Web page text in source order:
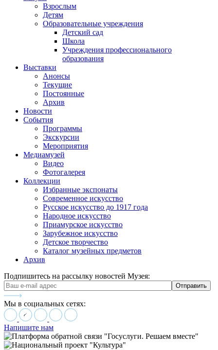
Взрослым
Детям
Образовательные учреждения
Детский сад
Школа
Учреждения профессионального
образования
Выставки
Анонсы
Текущие
Постоянные
Архив
Новости
События
Программы
Экскурсии
Мероприятия
Медиамузей
Видео
Фотогалерея
Коллекции
Избранные экспонаты
Современное искусство
Русское искусство до 1917 года
Народное искусство
Приамурское искусство
Зарубежное искусство
Детское творчество
Каталог музейных предметов
Архив
Подпишитесь на рассылку новостей Музея:
Мы в социальных сетях:
Напишите нам